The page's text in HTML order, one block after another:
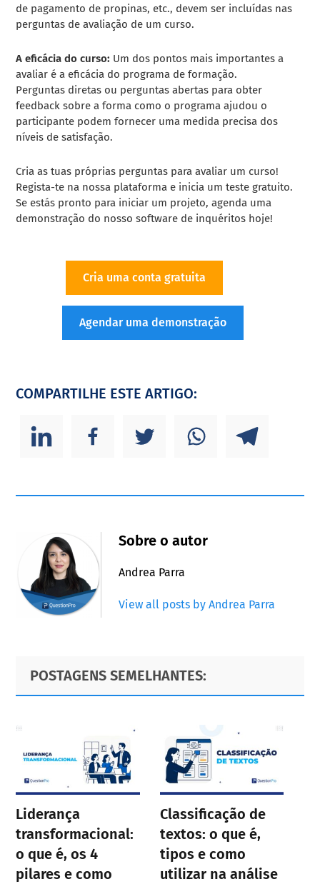
de pagamento de propinas, etc., devem ser incluídas nas
perguntas de avaliação de um curso.
A eficácia do curso: Um dos pontos mais importantes a
avaliar é a eficácia do programa de formação.
Perguntas diretas ou perguntas abertas para obter
feedback sobre a forma como o programa ajudou o
participante podem fornecer uma medida precisa dos
níveis de satisfação.
Cria as tuas próprias perguntas para avaliar um curso!
Regista-te na nossa plataforma e inicia um teste gratuito.
Se estás pronto para iniciar um projeto, agenda uma
demonstração do nossosoftware de inquéritos hoje!
Cria uma conta gratuita
Agendar uma demonstração
COMPARTILHE ESTE ARTIGO:
Sobre o autor
Andrea Parra
View all posts by Andrea Parra
Primary
Sidebar
Footer
POSTAGENS SEMELHANTES:
Liderança
transformacional:
o que é, os 4
pilares e como
Classificação de
textos: o que é,
tipos e como
utilizar na análise